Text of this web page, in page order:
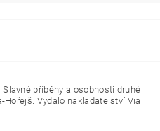
příběhy a osobnosti druhé
Hořejš. Vydalo nakladatelství Via